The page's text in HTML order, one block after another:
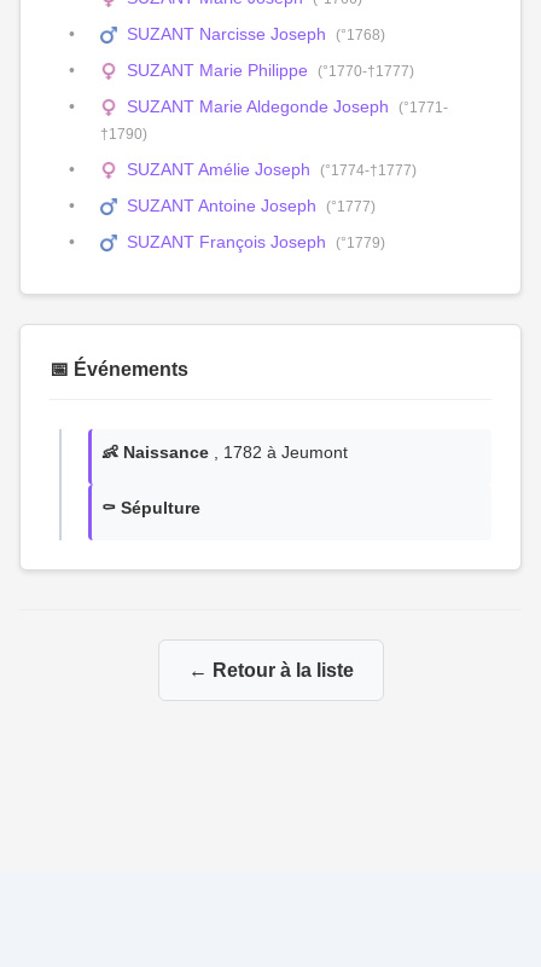
SUZANT Narcisse Joseph (°1768)
SUZANT Marie Philippe (°1770-†1777)
SUZANT Marie Aldegonde Joseph
(°1771-
†1790)
SUZANT Amélie Joseph (°1774-†1777)
SUZANT Antoine Joseph (°1777)
SUZANT François Joseph (°1779)
📅 Événements
👶 Naissance , 1782 à Jeumont
⚰️ Sépulture
← Retour à la liste